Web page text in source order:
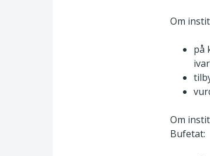
Om
på
Om
Bufetat: